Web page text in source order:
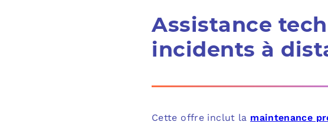
Assistance
incidents à
Cette offre inclut la maintenance